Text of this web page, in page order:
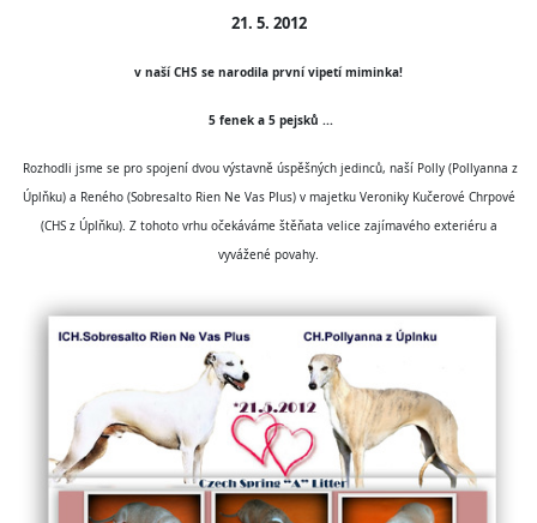
21. 5. 2012
v naší CHS se narodila první vipetí miminka!
5 fenek a 5 pejsků ...
Rozhodli jsme se pro spojení dvou výstavně úspěšných jedinců, naší Polly (Pollyanna z
Úplňku) a Reného (Sobresalto Rien Ne Vas Plus) v majetku Veroniky Kučerové Chrpové
(CHS z Úplňku). Z tohoto vrhu očekáváme štěňata velice zajímavého exteriéru a
vyvážené povahy.